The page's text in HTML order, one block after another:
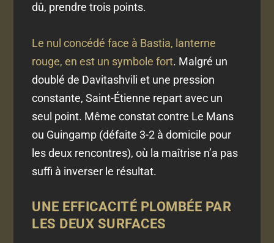
dû, prendre trois points.
Le nul concédé face à Bastia, lanterne
rouge, en est un symbole fort. Malgré un
doublé de Davitashvili et une pression
constante, Saint-Étienne repart avec un
seul point. Même constat contre Le Mans
ou Guingamp (défaite 3-2 à domicile pour
les deux rencontres), où la maîtrise n’a pas
suffi à inverser le résultat.
UNE EFFICACITÉ PLOMBÉE PAR
LES DEUX SURFACES